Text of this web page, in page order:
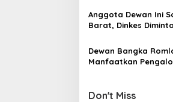
t
o
Anggota Dewan Ini
Barat, Dinkes
Dewan Bangka
Manfaatkan
Don't Miss